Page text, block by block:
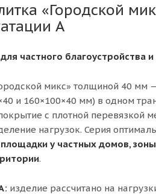
«Городской
А
частного благоустройства
микс» толщиной 40 мм
и 160×100×40 мм) в одном
с плотной перевязкой
нагрузок. Серия
у частных домов,
.
изделие рассчитано на